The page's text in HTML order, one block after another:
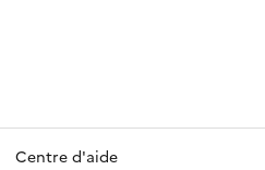
Centre d'aide